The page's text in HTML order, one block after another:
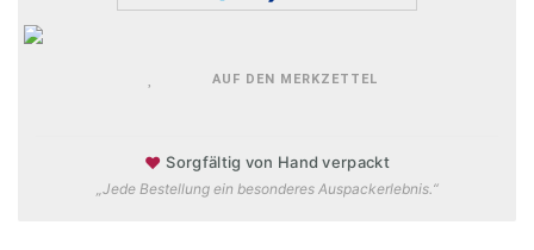
AUF DEN MERKZETTEL
♥ Sorgfältig von Hand verpackt
„Jede Bestellung ein besonderes Auspackerlebnis.“